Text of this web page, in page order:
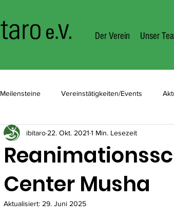
Der Verein Unser
Meilensteine Vereinstätigkeiten/Events
Center Musha
ibitaro 22. Okt. 2021 1 Min. Lesezeit
Aktualisiert: 29. Juni 2025